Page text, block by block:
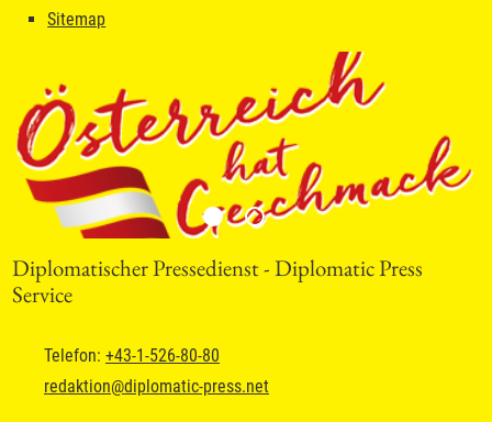
Sitemap
Diplomatischer Pressedienst - Diplomatic Press
Service
Telefon: +43-1-526-80-80
redaktion@diplomatic-press.net